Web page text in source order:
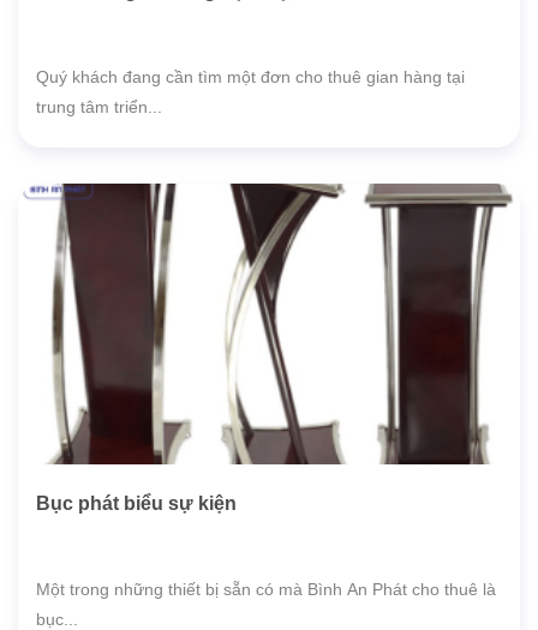
Quý khách đang cần tìm một đơn cho thuê gian hàng tại
trung tâm triển...
Bục phát biểu sự kiện
Một trong những thiết bị sẵn có mà Bình An Phát cho thuê là
bục...